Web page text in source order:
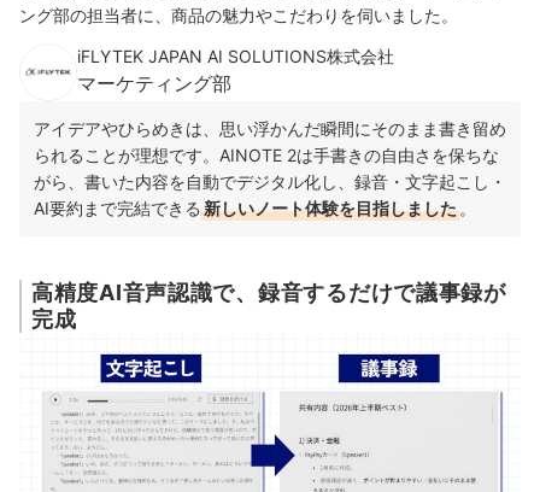
ング部の担当者に、商品の魅力やこだわりを伺いました。
iFLYTEK JAPAN AI SOLUTIONS株式会社
マーケティング部
アイデアやひらめきは、思い浮かんだ瞬間にそのまま書き留め
られることが理想です。AINOTE 2は手書きの自由さを保ちな
がら、書いた内容を自動でデジタル化し、録音・文字起こし・
AI要約まで完結できる 新しいノート体験を目指しました 。
高精度AI音声認識で、録音するだけで議事録が
完成